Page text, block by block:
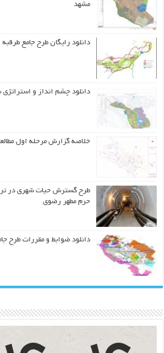
مشهد
دانلود رایگان طرح جامع طرقبه
دانلود چشم انداز و
خلاصه گزارش مرحله اول
طرح گسترش حیات شهري در
حرم مطهر رضوي
دانلود ضوابط و مقررات طرح